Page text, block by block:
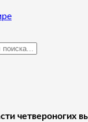
четвероногих